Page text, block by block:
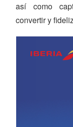
así como
convertir y